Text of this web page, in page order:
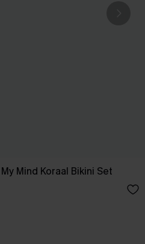
Mind Koraal Bikini Set